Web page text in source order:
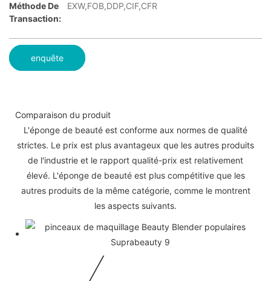
Méthode De
Transaction:
EXW,FOB,DDP,CIF,CFR
enquête
Comparaison du produit
L'éponge de beauté est conforme aux normes de qualité
strictes. Le prix est plus avantageux que les autres produits
de l'industrie et le rapport qualité-prix est relativement
élevé. L'éponge de beauté est plus compétitive que les
autres produits de la même catégorie, comme le montrent
les aspects suivants.